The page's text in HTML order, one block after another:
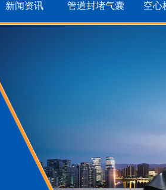
新闻资讯 管道封堵气囊 空心